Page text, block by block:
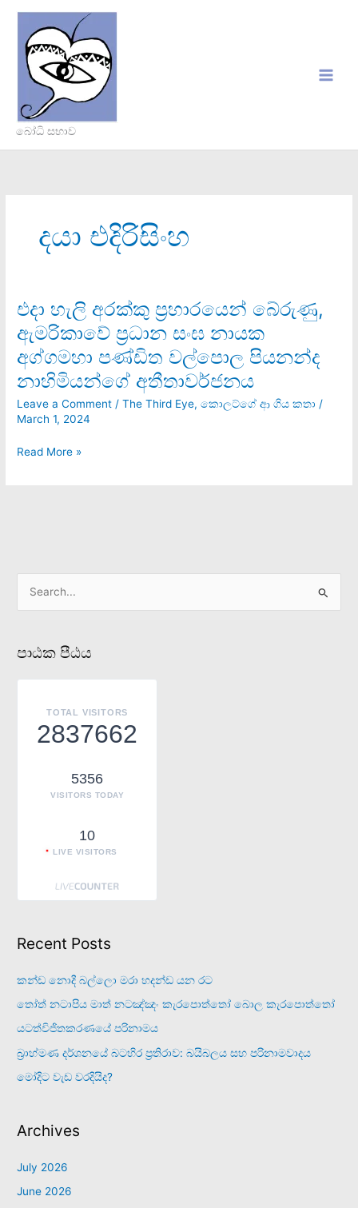
content
බෝධි සභාව
දයා එදිරිසිංහ
එදා හැලි අරක්කු ප‍්‍රහාරයෙන් බේරුණු,
ඇමරිකාවේ ප‍්‍රධාන සංඝ නායක
අග්ගමහා පණ්ඩිත වල්පොල පියනන්ද
නාහිමියන්ගේ අතීතාවර්ජනය
Leave a Comment /The Third Eye,කොලට්ගේ ආ ගිය කතා /
March 1, 2024
එදා
හැලි
අරක්කු
ප‍්‍රහාරයෙන්
බේරුණු,
ඇමරිකාවේ
ප‍්‍රධාන
සංඝ
අග්ගමහා
Read More »
r
c
පාඨක පීඨය
TOTAL VISITORS
2837662
5356
VISITORS TODAY
10
LIVE VISITORS
Recent Posts
කන්ඩ නොදී බල්ලො මරා හදන්ඩ යන රට
තෝත් නටාපිය මාත් නටඤ්ඤං කැරපොත්තෝ බොල කැරපොත්තෝ
යටත්විජිතකරණයේ පරිනාමය
බ්‍රාහ්මණ දර්ශනයේ බටහිර ප්‍රතිරාව: බයිබලය සහ පරිනාමවාදය
මෝදිට වැඩ වරදියිද?
Archives
July 2026
June 2026